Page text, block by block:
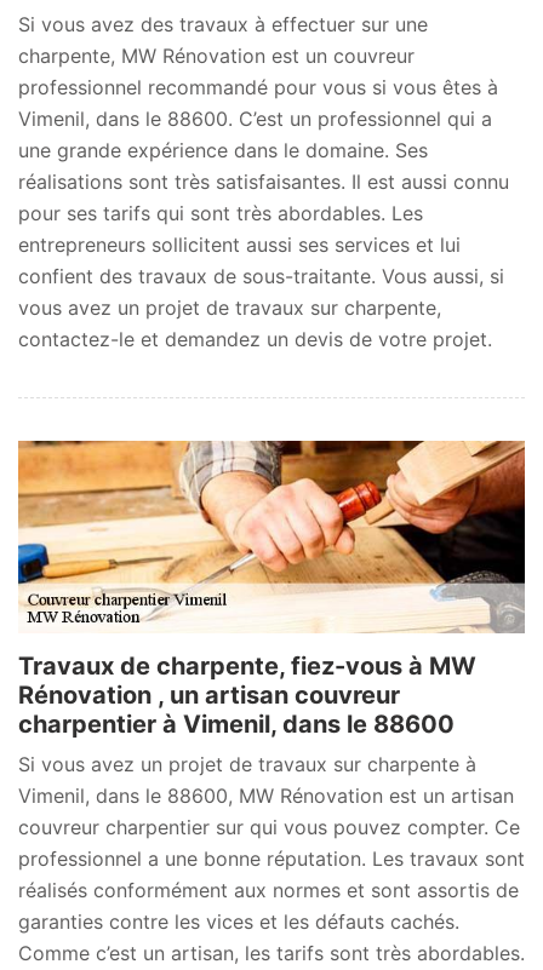
Si vous avez des travaux à effectuer sur une
charpente, MW Rénovation est un couvreur
professionnel recommandé pour vous si vous êtes à
Vimenil, dans le 88600. C’est un professionnel qui a
une grande expérience dans le domaine. Ses
réalisations sont très satisfaisantes. Il est aussi connu
pour ses tarifs qui sont très abordables. Les
entrepreneurs sollicitent aussi ses services et lui
confient des travaux de sous-traitante. Vous aussi, si
vous avez un projet de travaux sur charpente,
contactez-le et demandez un devis de votre projet.
Travaux de charpente, fiez-vous à MW
Rénovation , un artisan couvreur
charpentier à Vimenil, dans le 88600
Si vous avez un projet de travaux sur charpente à
Vimenil, dans le 88600, MW Rénovation est un artisan
couvreur charpentier sur qui vous pouvez compter. Ce
professionnel a une bonne réputation. Les travaux sont
réalisés conformément aux normes et sont assortis de
garanties contre les vices et les défauts cachés.
Comme c’est un artisan, les tarifs sont très abordables.